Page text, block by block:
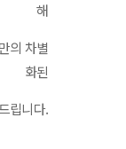
해
의 차별
화된
립니다.